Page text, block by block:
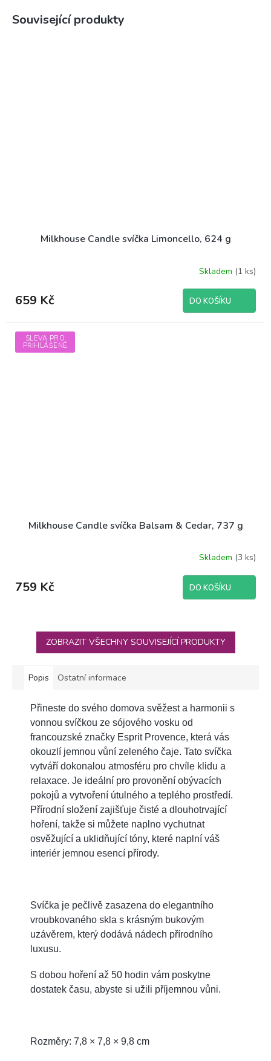
Související produkty
Milkhouse Candle svíčka Limoncello, 624 g
Skladem (1 ks)
659 Kč DO KOŠÍKU
SLEVA PRO
PŘIHLÁŠENÉ
Milkhouse Candle svíčka Balsam & Cedar, 737 g
Skladem (3 ks)
759 Kč DO KOŠÍKU
ZOBRAZIT VŠECHNY SOUVISEJÍCÍ PRODUKTY
Popis Ostatní informace
Přineste do svého domova svěžest a harmonii s
vonnou svíčkou ze sójového vosku od
francouzské značky Esprit Provence, která vás
okouzlí jemnou vůní zeleného čaje. Tato svíčka
vytváří dokonalou atmosféru pro chvíle klidu a
relaxace. Je ideální pro provonění obývacích
pokojů a vytvoření útulného a teplého prostředí.
Přírodní složení zajišťuje čisté a dlouhotrvající
hoření, takže si můžete naplno vychutnat
osvěžující a uklidňující tóny, které naplní váš
interiér jemnou esencí přírody.
Svíčka je pečlivě zasazena do elegantního
vroubkovaného skla s krásným bukovým
uzávěrem, který dodává nádech přírodního
luxusu.
S dobou hoření až 50 hodin vám poskytne
dostatek času, abyste si užili příjemnou vůni.
Rozměry: 7,8 × 7,8 × 9,8 cm